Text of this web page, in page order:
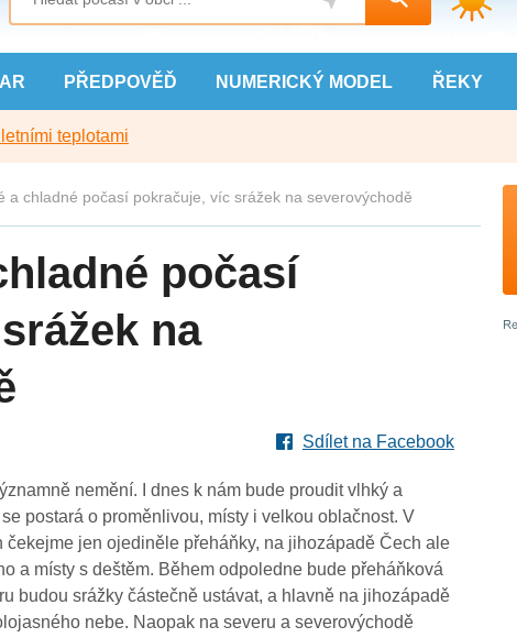
PŘEDPOVĚĎ NUMERICKÝ MODEL ŘEKY
teplotami
a chladné počasí pokračuje, víc srážek na severovýchodě
počasí
na
Sdílet na Facebook
nemění. I dnes k nám bude proudit vlhký a
postará o proměnlivou, místy i velkou oblačnost. V
jen ojediněle přeháňky, na jihozápadě Čech ale
a místy s deštěm. Během odpoledne bude přeháňková
budou srážky částečně ustávat, a hlavně na jihozápadě
nebe. Naopak na severu a severovýchodě